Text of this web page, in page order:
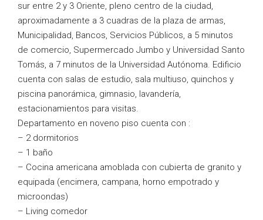
sur entre 2 y 3 Oriente, pleno centro de la ciudad,
aproximadamente a 3 cuadras de la plaza de armas,
Municipalidad, Bancos, Servicios Públicos, a 5 minutos
de comercio, Supermercado Jumbo y Universidad Santo
Tomás, a 7 minutos de la Universidad Autónoma. Edificio
cuenta con salas de estudio, sala multiuso, quinchos y
piscina panorámica, gimnasio, lavandería,
estacionamientos para visitas.
Departamento en noveno piso cuenta con :
– 2 dormitorios
– 1 baño
– Cocina americana amoblada con cubierta de granito y
equipada (encimera, campana, horno empotrado y
microondas)
– Living comedor